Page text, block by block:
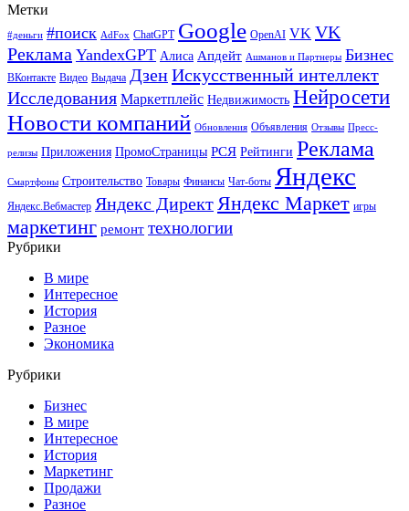
Метки
#деньги #поиск AdFox ChatGPT Google OpenAI VK VK
Реклама YandexGPT Алиса Апдейт Ашманов и Партнеры Бизнес
ВКонтакте Видео Выдача ДзенИскусственный интеллект
Исследования Маркетплейс Недвижимость Нейросети
Новости компаний Обновления Объявления Отзывы Пресс-
релизы Приложения ПромоСтраницы РСЯ Рейтинги Реклама
Смартфоны Строительство Товары Финансы Чат-боты Яндекс
Яндекс.Вебмастер Яндекс Директ Яндекс Маркет игры
маркетинг ремонт технологии
Рубрики
В мире
Интересное
История
Разное
Экономика
Рубрики
Бизнес
В мире
Интересное
История
Маркетинг
Продажи
Разное